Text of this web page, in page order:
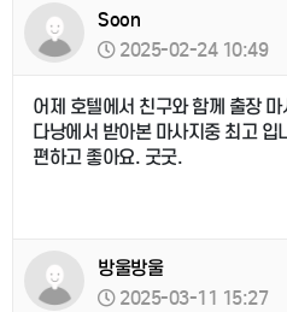
Soon
2025-02-24 10:49
어제 호텔에서 친구와 함께 출장
다낭에서 받아본 마사지중 최고 입
편하고 좋아요. 굿굿.
방울방울
2025-03-11 15:27